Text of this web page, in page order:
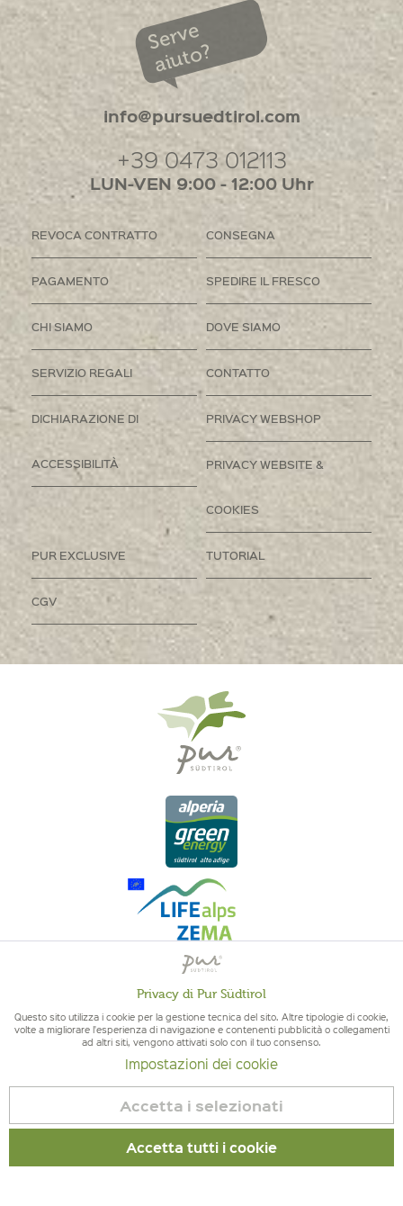
Serve
aiuto?
info@pursuedtirol.com
+39 0473 012113
LUN-VEN 9:00 - 12:00 Uhr
REVOCA CONTRATTO CONSEGNA
PAGAMENTO SPEDIRE IL FRESCO
CHI SIAMO DOVE SIAMO
SERVIZIO REGALI CONTATTO
DICHIARAZIONE DI
ACCESSIBILITÀ
PRIVACY WEBSHOP
PRIVACY WEBSITE &
COOKIES
PUR EXCLUSIVE TUTORIAL
CGV
QUALITÀ DELL'ALTO ADIGE - ORIGINE ALTOATESINA E QUALITÁ
CONTROLLATA
© 2026 Pur Südtirol
Revoca contratto
Tracciamento
Non
Privacy di Pur Südtirol
Questo sito utilizza i cookie per la gestione tecnica del sito. Altre tipologie di cookie,
volte a migliorare l'esperienza di navigazione e contenenti pubblicità o collegamenti
ad altri siti, vengono attivati solo con il tuo consenso.
Impostazioni dei cookie
Accetta i selezionati
Accetta tutti i cookie